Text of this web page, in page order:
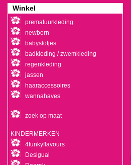
Winkel
prematuurkleding
newborn
babyslofjes
badkleding / zwemkleding
regenkleding
jassen
haaraccessoires
wannahaves
zoek op maat
KINDERMERKEN
4funkyflavours
Desigual